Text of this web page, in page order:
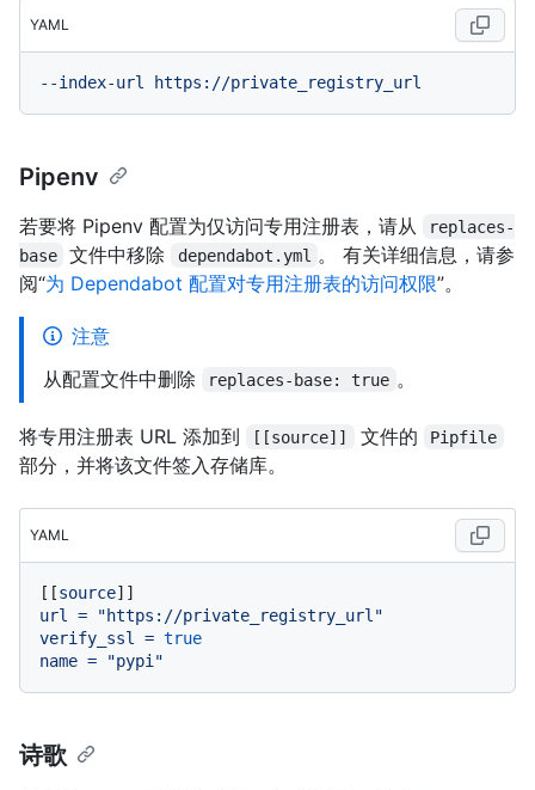
YAML
--index-url https://private_registry_url
Pipenv
若要将 Pipenv 配置为仅访问专用注册表，请从
replaces-
base
文件中移除 dependabot.yml
。 有关详细信息，请参
阅“为 Dependabot 配置对专用注册表的访问权限”。
注意
从配置文件中删除
replaces-base: true 。
将专用注册表 URL 添加到 [[source]] 文件的 Pipfile
部分，并将该文件签入存储库。
YAML
[[source
url
=
"https://private_registry_url"
verify_ssl
= true
name = "pypi"
诗歌